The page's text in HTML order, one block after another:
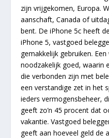
zijn vrijgekomen, Europa.
aanschaft, Canada of
bent. De iPhone 5c heeft
iPhone 5, vastgoed
gemakkelijk gebruiken.
noodzakelijk goed, waarin
die verbonden zijn met
een verstandige zet in het
ieders vermogensbeheer,
geeft zo’n 45 procent dat
vakantie. Vastgoed
geeft aan hoeveel geld de